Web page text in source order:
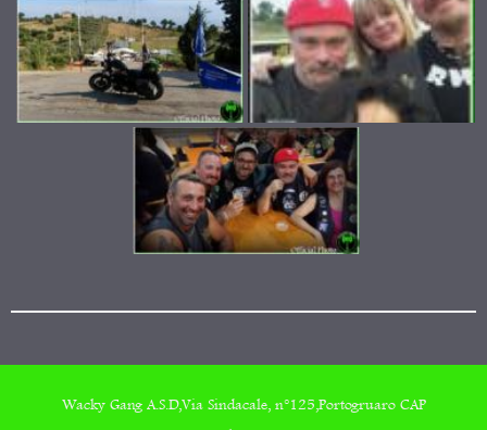
Wacky Gang A.S.D,Via Sindacale, n°125,Portogruaro CAP